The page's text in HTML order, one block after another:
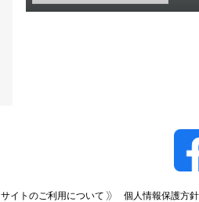
サイトのご利用について 個人情報保護方針